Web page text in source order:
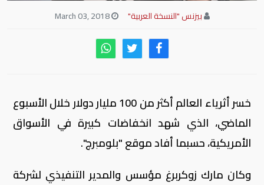
بيزنس "النسخة العربية"
March 03, 2018
خسر أثرياء العالم أكثر من 100 مليار دولار خلال الأسبوع
الماضي، الذي شهد انخفاضات كبيرة في الأسواق
الأمريكية، حسبما أفاد موقع "بلومبرج".
وكان مارك زوكربرغ مؤسس والمدير التنفيذي لشركة